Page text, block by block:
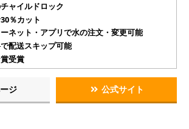
ャイルドロック
％カット
ネット・アプリで水の注文・変更可能
配送スキップ可能
受賞
ジ 公式サイト